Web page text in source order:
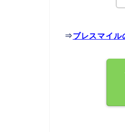
⇒ブレスマイル